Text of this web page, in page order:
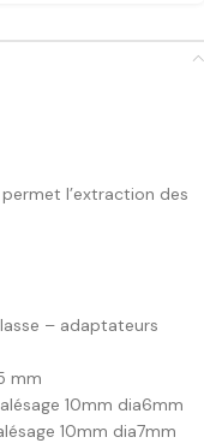
l’extraction des
– adaptateurs
mm
10mm dia6mm
10mm dia7mm